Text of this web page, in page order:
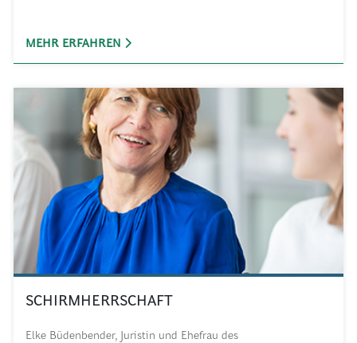
MEHR ERFAHREN
SCHIRMHERRSCHAFT
Elke Büdenbender, Juristin und Ehefrau des